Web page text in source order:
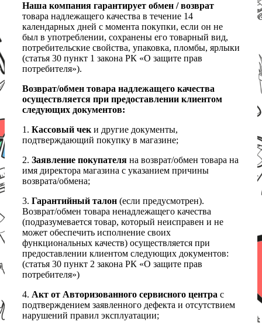
Наша компания гарантирует обмен / возврат
товара надлежащего качества в течение 14
календарных дней с момента покупки, если он не
был в употреблении, сохранены его товарный вид,
потребительские свойства, упаковка, пломбы, ярлыки
(статья 30 пункт 1 закона РК «О защите прав
потребителя»).
Возврат/обмен товара надлежащего качества
осуществляется при предоставлении клиентом
следующих документов:
1. Кассовый чеки другие документы,
подтверждающий покупку в магазине;
2. Заявление покупателя на возврат/обмен товара на
имя директора магазина с указанием причины
возврата/обмена;
3. Гарантийный талон (если предусмотрен).
Возврат/обмен товара ненадлежащего качества
(подразумевается товар, который неисправен и не
может обеспечить исполнение своих
функциональных качеств) осуществляется при
предоставлении клиентом следующих документов:
(статья 30 пункт 2 закона РК «О защите прав
потребителя»)
4. Акт от Авторизованного сервисного центра с
подтверждением заявленного дефекта и отсутствием
нарушений правил эксплуатации;